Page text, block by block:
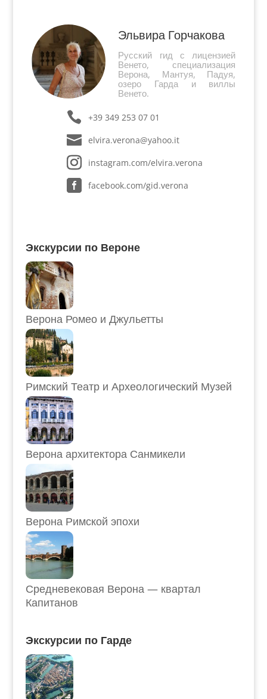
Эльвира Горчакова
Русский гид с лицензией
Венето, специализация
Верона, Мантуя, Падуя,
озеро Гарда и виллы
Венето.
+39 349 253 07 01
elvira.verona@yahoo.it
instagram.com/elvira.verona
facebook.com/gid.verona
Экскурсии по Вероне
Верона Ромео и Джульетты
Римский Театр и Археологический Музей
Верона архитектора Санмикели
Верона Римской эпохи
Средневековая Верона — квартал
Капитанов
Экскурсии по Гарде